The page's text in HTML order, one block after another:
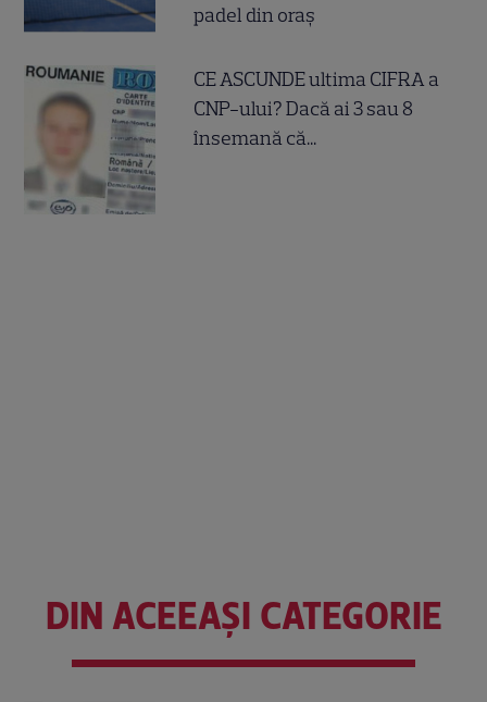
padel din oraș
CE ASCUNDE ultima CIFRA a
CNP-ului? Dacă ai 3 sau 8
însemană că...
DIN ACEEAȘI CATEGORIE